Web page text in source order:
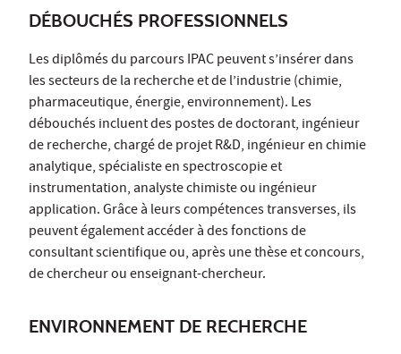
DÉBOUCHÉS PROFESSIONNELS
Les diplômés du parcours IPAC peuvent s’insérer dans
les secteurs de la recherche et de l’industrie (chimie,
pharmaceutique, énergie, environnement). Les
débouchés incluent des postes de doctorant, ingénieur
de recherche, chargé de projet R&D, ingénieur en chimie
analytique, spécialiste en spectroscopie et
instrumentation, analyste chimiste ou ingénieur
application. Grâce à leurs compétences transverses, ils
peuvent également accéder à des fonctions de
consultant scientifique ou, après une thèse et concours,
de chercheur ou enseignant-chercheur.
ENVIRONNEMENT DE RECHERCHE